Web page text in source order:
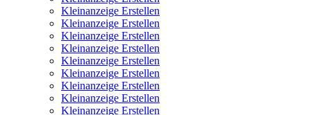
Kleinanzeige Erstellen
Kleinanzeige Erstellen
Kleinanzeige Erstellen
Kleinanzeige Erstellen
Kleinanzeige Erstellen
Kleinanzeige Erstellen
Kleinanzeige Erstellen
Kleinanzeige Erstellen
Kleinanzeige Erstellen